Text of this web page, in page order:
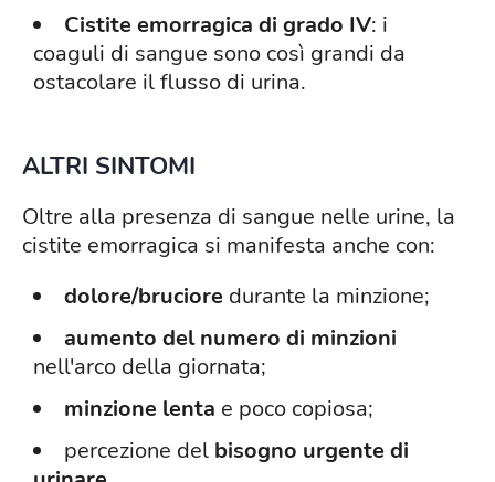
Cistite emorragica di grado IV: i
coaguli di sangue sono così grandi da
ostacolare il flusso di urina.
ALTRI SINTOMI
Oltre alla presenza di sangue nelle urine, la
cistite emorragica si manifesta anche con:
dolore/bruciore durante la minzione;
aumento del numero di minzioni
nell'arco della giornata;
minzione lenta e poco copiosa;
percezione del bisogno urgente di